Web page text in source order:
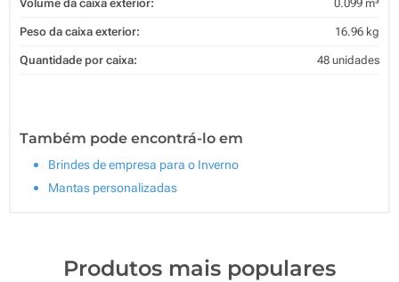
Volume da caixa exterior: 0.099 m³
Peso da caixa exterior: 16.96 kg
Quantidade por caixa: 48 unidades
Também pode encontrá-lo em
Brindes de empresa para o Inverno
Mantas personalizadas
Produtos mais populares